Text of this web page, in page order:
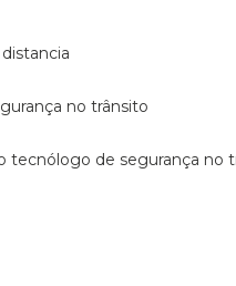
no trânsito
tecnólogo de segurança no